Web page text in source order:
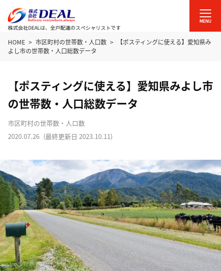
HOME 市区町村の世帯数・人口数
【ポスティングに使える】愛知県み
よし市の世帯数・人口総数データ
【ポスティングに使える】愛知県みよし市
の世帯数・人口総数データ
市区町村の世帯数・人口数
2020.07.26 (最終更新日 2023.10.11)